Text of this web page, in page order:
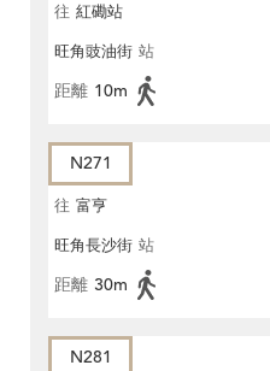
往 紅磡站
旺角豉油街 站
距離 10m
N271
往 富亨
旺角長沙街 站
距離 30m
N281